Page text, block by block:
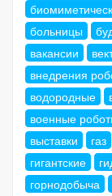
больницы
вакансии
внедрения
водородные
военные
выставки
газ
гигантские
горнодобыча